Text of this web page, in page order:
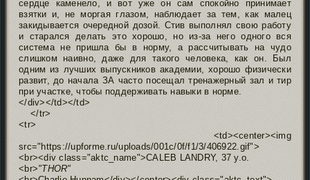
сердце каменело, и вот уже он сам спокойно принимает
взятки и, не моргая глазом, наблюдает за тем, как малец
закидывается очередной дозой. Стив выполнял свою работу
и старался делать это хорошо, но из-за него одного вся
система не пришла бы в норму, а рассчитывать на чудо
слишком наивно, даже для такого человека, как он. Был
одним из лучших выпускников академии, хорошо физически
развит, до начала ЗА часто посещал тренажерный зал и тир
при участке, чтобы поддерживать навыки в норме.
</div></td></td>
</tr>
<tr>
<td><center><img
src="https://upforme.ru/uploads/001c/0f/f1/3/406922.gif">
<br><div class="aktc_name">CALEB LANDRY, 37 y.o.
<br>"THOR"